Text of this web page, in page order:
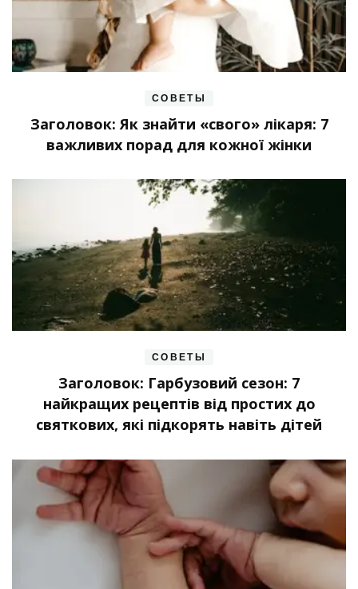
СОВЕТЫ
Заголовок: Як знайти «свого» лікаря: 7
важливих порад для кожної жінки
СОВЕТЫ
Заголовок: Гарбузовий сезон: 7
найкращих рецептів від простих до
святкових, які підкорять навіть дітей